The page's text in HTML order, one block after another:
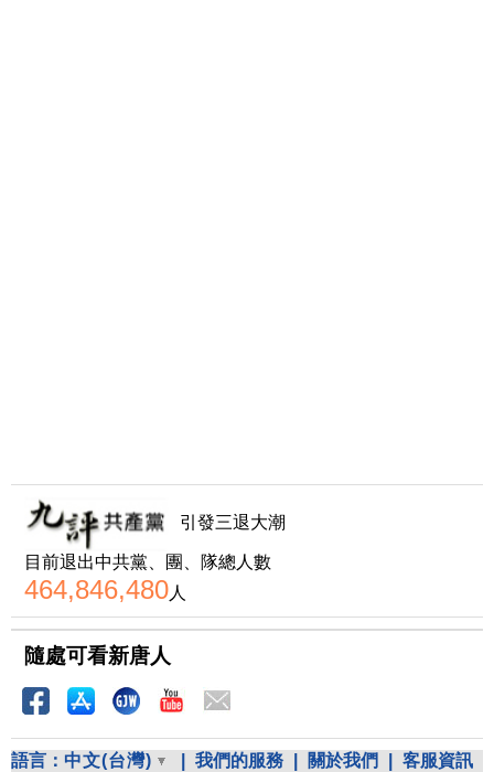
引發三退大潮
目前退出中共黨、團、隊總人數
464,846,480人
隨處可看新唐人
語言： 中文(台灣) 我們的服務 關於我們 客服資訊